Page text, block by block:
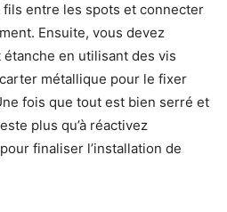
entre les spots et connecter
Ensuite, vous devez
en utilisant des vis
métallique pour le fixer
fois que tout est bien serré et
plus qu’à réactivez
finaliser l’installation de